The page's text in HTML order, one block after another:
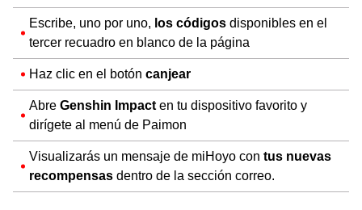
Escribe, uno por uno, los códigos disponibles en el
tercer recuadro en blanco de la página
Haz clic en el botón canjear
Abre Genshin Impacten tu dispositivo favorito y
dirígete al menú de Paimon
Visualizarás un mensaje de miHoyo con tus nuevas
recompensas dentro de la sección correo.